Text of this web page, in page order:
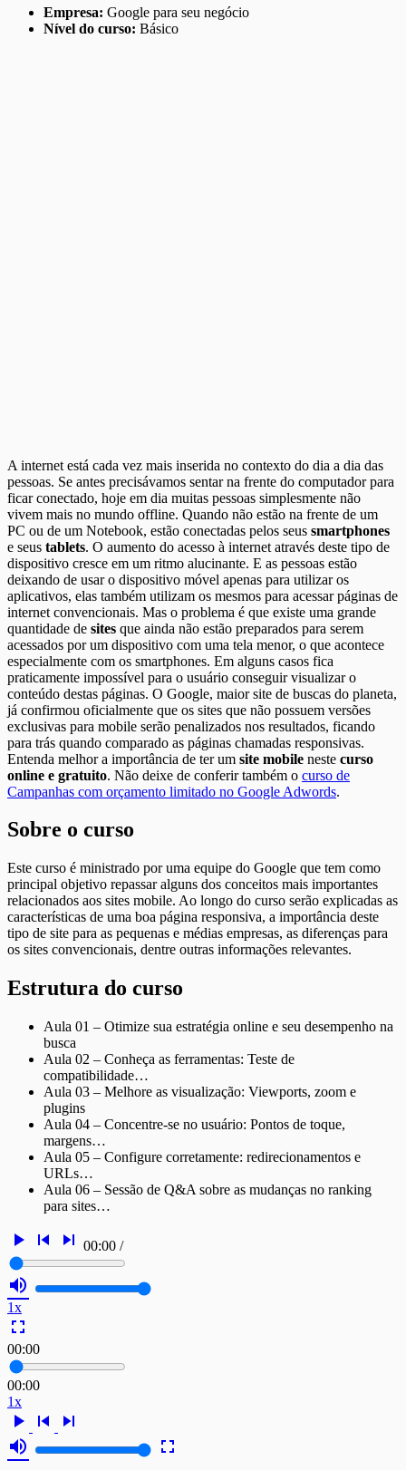
Empresa: Google para seu negócio
Nível do curso: Básico
A internet está cada vez mais inserida no contexto do dia a dia das
pessoas. Se antes precisávamos sentar na frente do computador para
ficar conectado, hoje em dia muitas pessoas simplesmente não
vivem mais no mundo offline. Quando não estão na frente de um
PC ou de um Notebook, estão conectadas pelos seus smartphones
e seus tablets. O aumento do acesso à internet através deste tipo de
dispositivo cresce em um ritmo alucinante. E as pessoas estão
deixando de usar o dispositivo móvel apenas para utilizar os
aplicativos, elas também utilizam os mesmos para acessar páginas de
internet convencionais. Mas o problema é que existe uma grande
quantidade de sites que ainda não estão preparados para serem
acessados por um dispositivo com uma tela menor, o que acontece
especialmente com os smartphones. Em alguns casos fica
praticamente impossível para o usuário conseguir visualizar o
conteúdo destas páginas. O Google, maior site de buscas do planeta,
já confirmou oficialmente que os sites que não possuem versões
exclusivas para mobile serão penalizados nos resultados, ficando
para trás quando comparado as páginas chamadas responsivas.
Entenda melhor a importância de ter um site mobile neste curso
online e gratuito. Não deixe de conferir também o curso de
Campanhas com orçamento limitado no Google Adwords.
Sobre o curso
Este curso é ministrado por uma equipe do Google que tem como
principal objetivo repassar alguns dos conceitos mais importantes
relacionados aos sites mobile. Ao longo do curso serão explicadas as
características de uma boa página responsiva, a importância deste
tipo de site para as pequenas e médias empresas, as diferenças para
os sites convencionais, dentre outras informações relevantes.
Estrutura do curso
Aula 01 – Otimize sua estratégia online e seu desempenho na
busca
Aula 02 – Conheça as ferramentas: Teste de
compatibilidade…
Aula 03 – Melhore as visualização: Viewports, zoom e
plugins
Aula 04 – Concentre-se no usuário: Pontos de toque,
margens…
Aula 05 – Configure corretamente: redirecionamentos e
URLs…
Aula 06 – Sessão de Q&A sobre as mudanças no ranking
para sites…
play_arrow skip_previous skip_next 00:00 /
volume_up
1x
fullscreen
00:00
00:00
1x
play_arrow skip_previous
skip_next
volume_up
fullscreen